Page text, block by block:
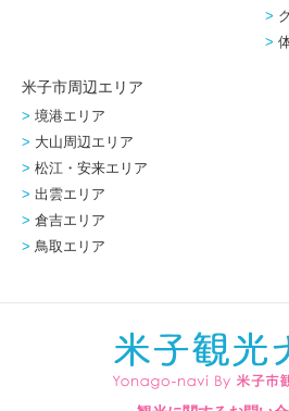
米子市周辺エリア
境港エリア
大山周辺エリア
松江・安来エリア
出雲エリア
倉吉エリア
鳥取エリア